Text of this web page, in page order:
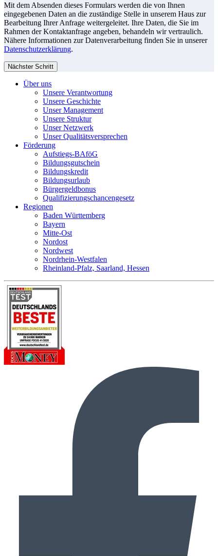
Mit dem Absenden dieses Formulars werden die von Ihnen
eingegebenen Daten an die zuständige Stelle in unserem Haus zur
Bearbeitung Ihrer Anfrage weitergeleitet. Ihre Daten, die Sie im
Rahmen der Kontaktanfrage angeben, behandeln wir vertraulich.
Nähere Informationen zur Datenverarbeitung finden Sie in unserer
Datenschutzerklärung.
Nächster Schritt
Über uns
Unsere Verantwortung
Unsere Geschichte
Unser Management
Unsere Struktur
Unser Netzwerk
Unser Qualitätsversprechen
Förderung
Aufstiegs-BAföG
Bildungsgutschein
Bildungskredit
Bildungsurlaub
Bürgergeldbonus
Qualifizierungschancengesetz
Regionen
Baden Württemberg
Bayern
Mitte-Ost
Nordost
Nordwest
Nordrhein-Westfalen
Rheinland-Pfalz, Saarland, Hessen